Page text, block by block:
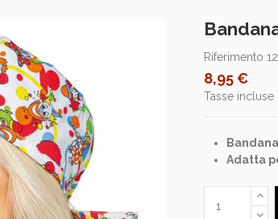
Riferimento
8,95 €
Tasse incluse
Adatta